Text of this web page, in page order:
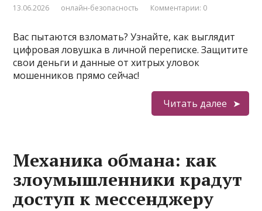
13.06.2026 онлайн-безопасность Комментарии: 0
Вас пытаются взломать? Узнайте, как выглядит
цифровая ловушка в личной переписке. Защитите
свои деньги и данные от хитрых уловок
мошенников прямо сейчас!
Читать далее
Механика обмана: как
злоумышленники крадут
доступ к мессенджеру